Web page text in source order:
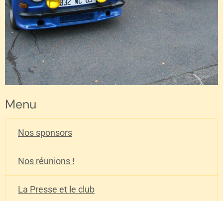
Menu
Nos sponsors
Nos réunions !
La Presse et le club